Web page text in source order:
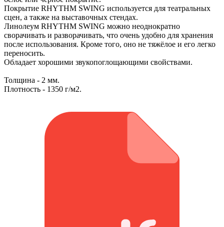
Покрытие RHYTHM SWING используется для театральных
сцен, а также на выставочных стендах.
Линолеум RHYTHM SWING можно неоднократно
сворачивать и разворачивать, что очень удобно для хранения
после использования. Кроме того, оно не тяжёлое и его легко
переносить.
Обладает хорошими звукопоглощающими свойствами.
Толщина - 2 мм.
Плотность - 1350 г/м2.